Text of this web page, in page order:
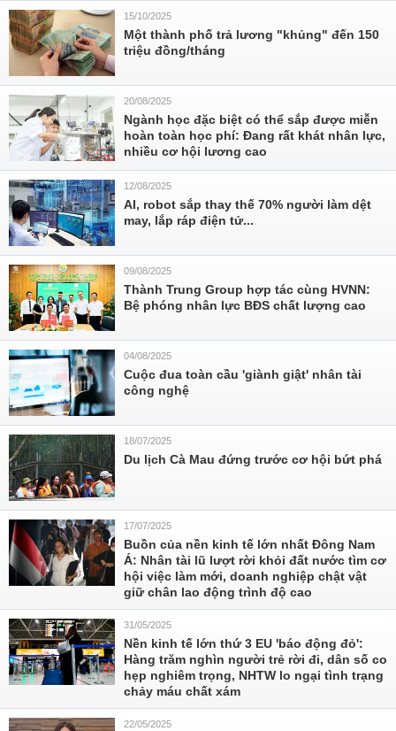
15/10/2025
Một thành phố trả lương "khủng" đến 150
triệu đồng/tháng
20/08/2025
Ngành học đặc biệt có thể sắp được miễn
hoàn toàn học phí: Đang rất khát nhân lực,
nhiều cơ hội lương cao
12/08/2025
AI, robot sắp thay thế 70% người làm dệt
may, lắp ráp điện tử...
09/08/2025
Thành Trung Group hợp tác cùng HVNN:
Bệ phóng nhân lực BĐS chất lượng cao
04/08/2025
Cuộc đua toàn cầu 'giành giật' nhân tài
công nghệ
18/07/2025
Du lịch Cà Mau đứng trước cơ hội bứt phá
17/07/2025
Buồn của nền kinh tế lớn nhất Đông Nam
Á: Nhân tài lũ lượt rời khỏi đất nước tìm cơ
hội việc làm mới, doanh nghiệp chật vật
giữ chân lao động trình độ cao
31/05/2025
Nền kinh tế lớn thứ 3 EU 'báo động đỏ':
Hàng trăm nghìn người trẻ rời đi, dân số co
hẹp nghiêm trọng, NHTW lo ngại tình trạng
chảy máu chất xám
22/05/2025